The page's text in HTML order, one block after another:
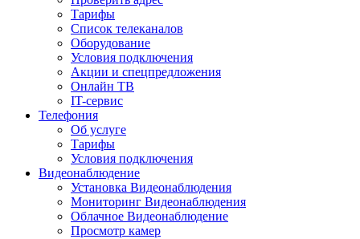
Тарифы
Список телеканалов
Оборудование
Условия подключения
Акции и спецпредложения
Онлайн ТВ
IT-сервис
Телефония
Об услуге
Тарифы
Условия подключения
Видеонаблюдение
Установка Видеонаблюдения
Мониторинг Видеонаблюдения
Облачное Видеонаблюдение
Просмотр камер